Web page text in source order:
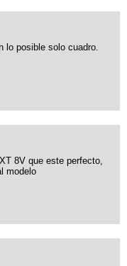
lo posible solo cuadro.
8V que este perfecto,
modelo